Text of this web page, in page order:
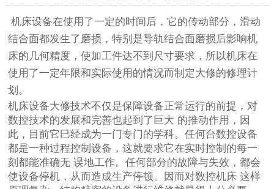
机床设备在使用了一定的时间后，它的传动部分，滑动
结合面都发生了磨损，特别是导轨结合面磨损后影响机
床的几何精度，使加工件达不到尺寸要求，所以机床在
使用了一定年限和实际使用的情况而制定大修的修理计
划。
机床设备大修技术不仅是保障设备正常运行的前提，对
数控技术的发展和完善也起到了巨大 的推动作用，因
此，目前它巳经成为一门专门的学科。任何台数控设备
都是一种过程控制设备，这就要求它在实时控制的每一
刻都能准确无 误地工作。任何部分的故障与失效，都会
使设备停机，从而造成生产停顿。因而对数控机床 这样